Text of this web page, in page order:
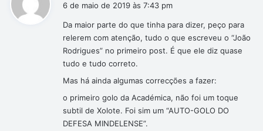
s
e
6 de maio de 2019 às 7:43 pm
Da maior parte do que tinha para dizer, peço para
relerem com atenção, tudo o que escreveu o “João
Rodrigues” no primeiro post. É que ele diz quase
tudo e tudo correto.
Mas há ainda algumas correcções a fazer:
o primeiro golo da Académica, não foi um toque
subtil de Xolote. Foi sim um “AUTO-GOLO DO
DEFESA MINDELENSE”.